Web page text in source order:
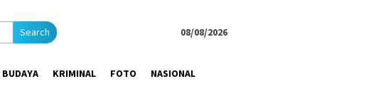
Search 08/08/2026
BUDAYA KRIMINAL FOTO NASIONAL